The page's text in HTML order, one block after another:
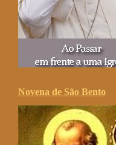
Novena de São Bento